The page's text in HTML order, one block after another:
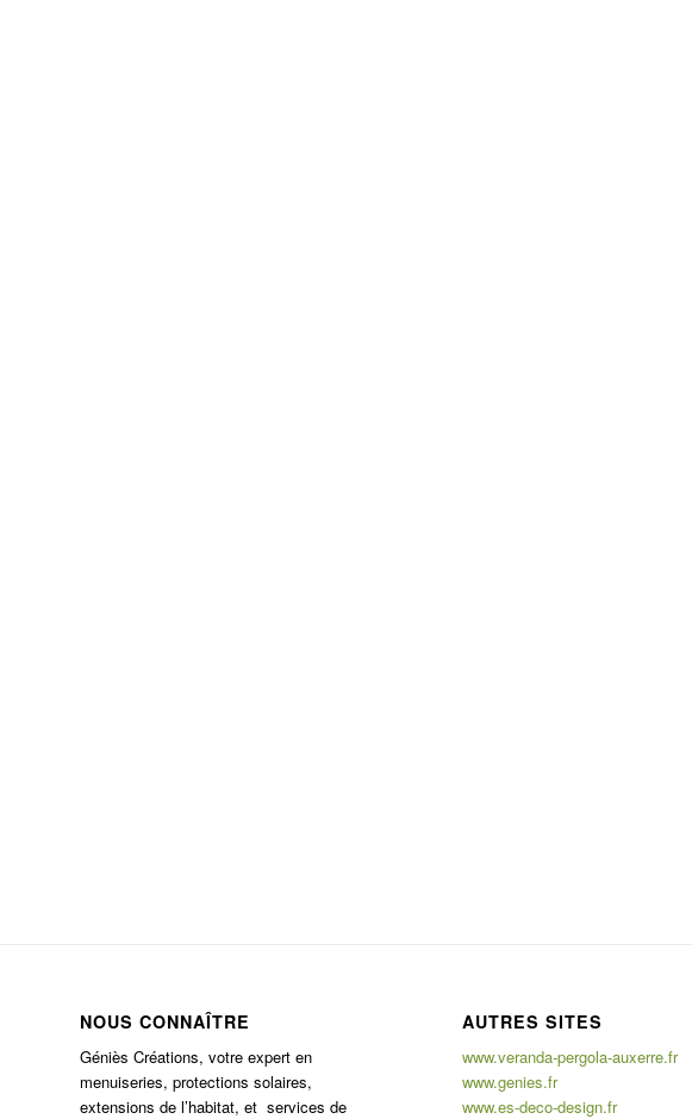
NOUS CONNAÎTRE
Géniès Créations, votre expert en
menuiseries, protections solaires,
extensions de l’habitat, et services de
AUTRES SITES
www.veranda-pergola-auxerre.fr
www.genies.fr
www.es-deco-design.fr